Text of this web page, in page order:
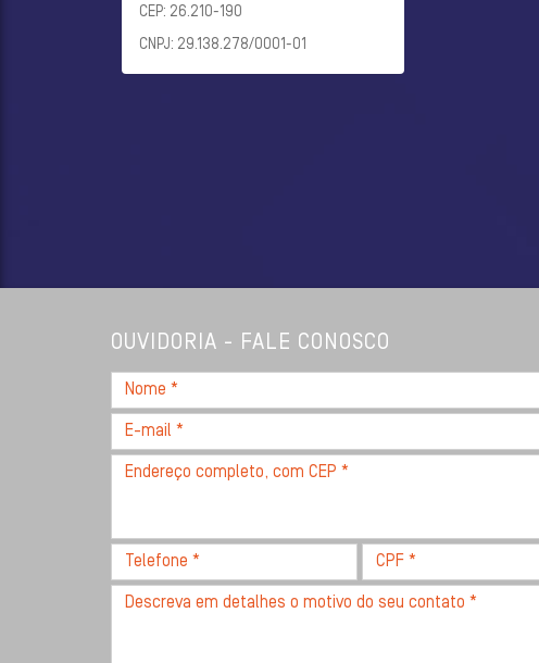
CEP: 26.210-190
CNPJ: 29.138.278/0001-01
OUVIDORIA - FALE CONOSCO
Nome
*
E-
mail
Endereço
CEP
Telefone
*
CPF
*
Descreva